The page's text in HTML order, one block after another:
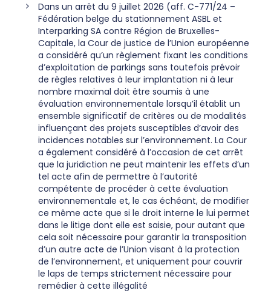
Dans un arrêt du 9 juillet 2026 (aff. C-771/24 –
Fédération belge du stationnement ASBL et
Interparking SA contre Région de Bruxelles-
Capitale, la Cour de justice de l’Union européenne
a considéré qu’un règlement fixant les conditions
d’exploitation de parkings sans toutefois prévoir
de règles relatives à leur implantation ni à leur
nombre maximal doit être soumis à une
évaluation environnementale lorsqu’il établit un
ensemble significatif de critères ou de modalités
influençant des projets susceptibles d’avoir des
incidences notables sur l’environnement. La Cour
a également considéré à l’occasion de cet arrêt
que la juridiction ne peut maintenir les effets d’un
tel acte afin de permettre à l’autorité
compétente de procéder à cette évaluation
environnementale et, le cas échéant, de modifier
ce même acte que si le droit interne le lui permet
dans le litige dont elle est saisie, pour autant que
cela soit nécessaire pour garantir la transposition
d’un autre acte de l’Union visant à la protection
de l’environnement, et uniquement pour couvrir
le laps de temps strictement nécessaire pour
remédier à cette illégalité